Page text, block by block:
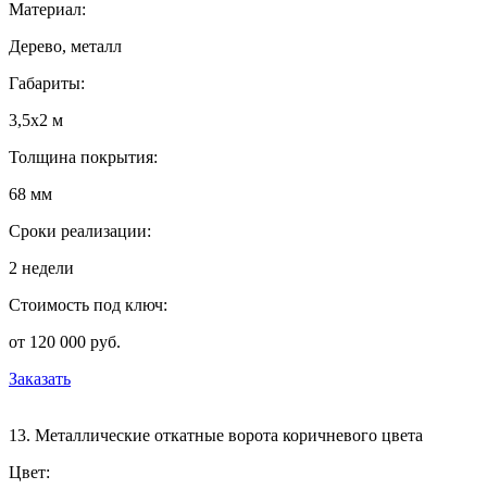
Материал:
Дерево, металл
Габариты:
3,5х2 м
Толщина покрытия:
68 мм
Сроки реализации:
2 недели
Стоимость под ключ:
от 120 000 руб.
Заказать
13. Металлические откатные ворота коричневого цвета
Цвет: